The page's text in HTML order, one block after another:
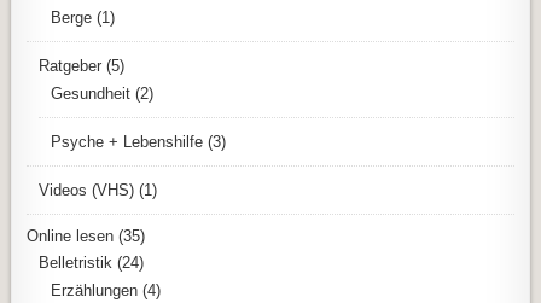
Berge (1)
Ratgeber (5)
Gesundheit (2)
Psyche + Lebenshilfe (3)
Videos (VHS) (1)
Online lesen (35)
Belletristik (24)
Erzählungen (4)